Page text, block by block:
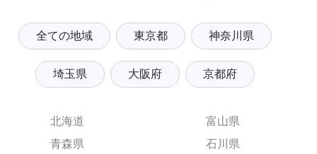
全ての地域 東京都 神奈川県
埼玉県 大阪府 京都府
北海道
青森県
富山県
石川県